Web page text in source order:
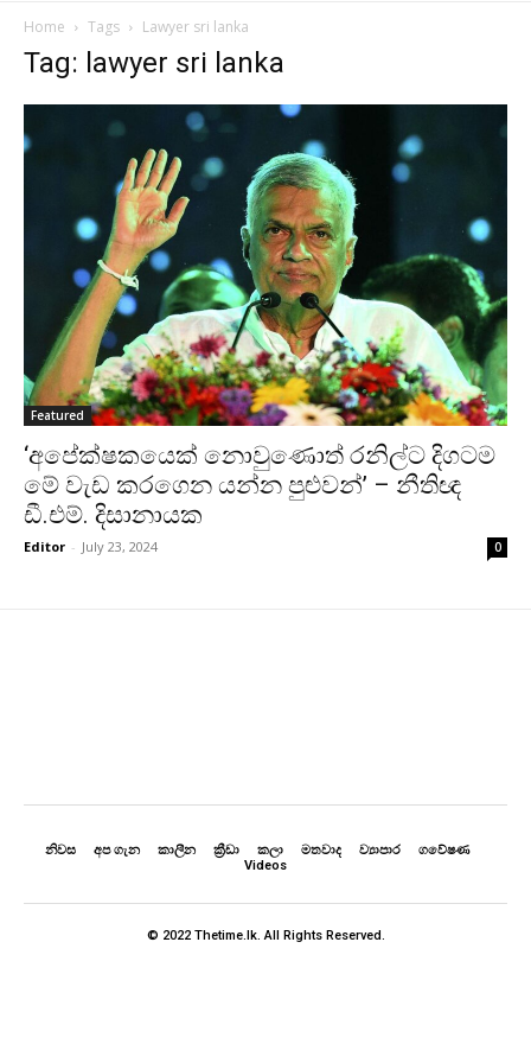
Home Tags Lawyer sri lanka
Tag: lawyer sri lanka
Featured
‘අපේක්ෂකයෙක් නොවුණොත් රනිල්ට දිගටම
මේ වැඩ කරගෙන යන්න පුළුවන්’ – නීතිඥ
ඩී.එම්. දිසානායක
Editor - July 23, 2024 0
නිවස අප ගැන කාලීන ක්‍රීඩා කලා මතවාද ව්‍යාපාර
ගවේෂණ
Videos
© 2022 Thetime.lk. All Rights Reserved.